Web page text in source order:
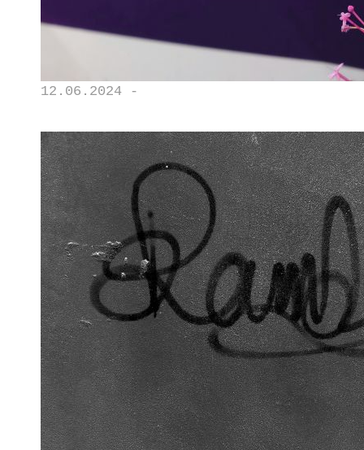
12.06.2024 -